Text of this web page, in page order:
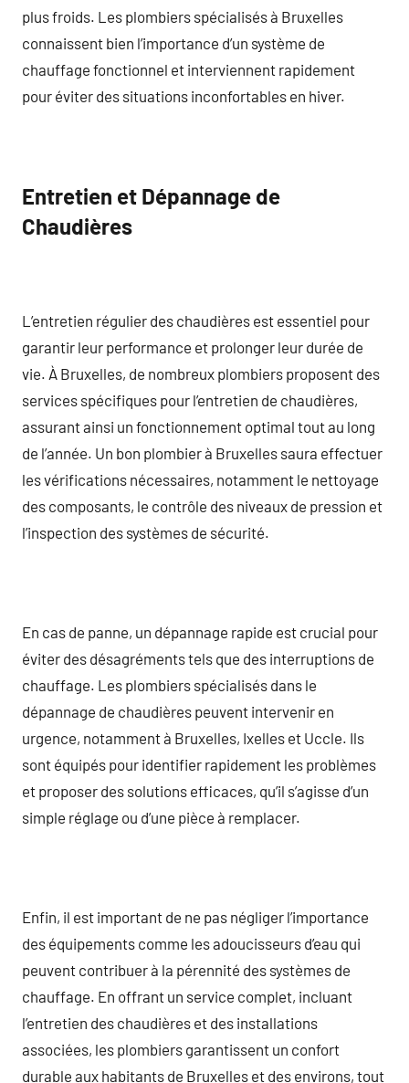
plus froids. Les plombiers spécialisés à Bruxelles
connaissent bien l’importance d’un système de
chauffage fonctionnel et interviennent rapidement
pour éviter des situations inconfortables en hiver.
Entretien et Dépannage de
Chaudières
L’entretien régulier des chaudières est essentiel pour
garantir leur performance et prolonger leur durée de
vie. À Bruxelles, de nombreux plombiers proposent des
services spécifiques pour l’entretien de chaudières,
assurant ainsi un fonctionnement optimal tout au long
de l’année. Un bon plombier à Bruxelles saura effectuer
les vérifications nécessaires, notamment le nettoyage
des composants, le contrôle des niveaux de pression et
l’inspection des systèmes de sécurité.
En cas de panne, un dépannage rapide est crucial pour
éviter des désagréments tels que des interruptions de
chauffage. Les plombiers spécialisés dans le
dépannage de chaudières peuvent intervenir en
urgence, notamment à Bruxelles, Ixelles et Uccle. Ils
sont équipés pour identifier rapidement les problèmes
et proposer des solutions efficaces, qu’il s’agisse d’un
simple réglage ou d’une pièce à remplacer.
Enfin, il est important de ne pas négliger l’importance
des équipements comme les adoucisseurs d’eau qui
peuvent contribuer à la pérennité des systèmes de
chauffage. En offrant un service complet, incluant
l’entretien des chaudières et des installations
associées, les plombiers garantissent un confort
durable aux habitants de Bruxelles et des environs, tout